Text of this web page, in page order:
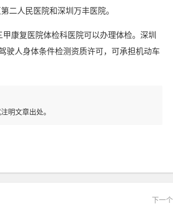
二人民医院和深圳万丰医院。
康复医院体检科医院可以办理体检。深圳
驶人身体条件检测资质许可，可承担机动车
明文章出处。
下一个